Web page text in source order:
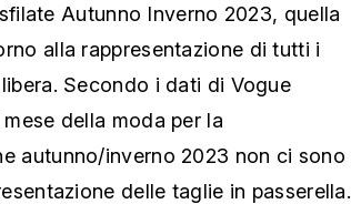
Autunno Inverno 2023, quella
alla rappresentazione di tutti i
Secondo i dati di Vogue
della moda per la
autunno/inverno 2023 non ci sono
delle taglie in passerella.